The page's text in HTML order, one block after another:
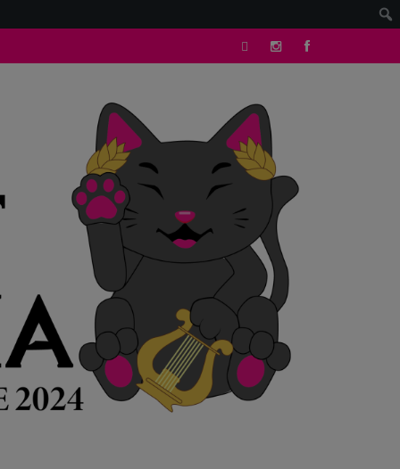
tik Instagramfacebook